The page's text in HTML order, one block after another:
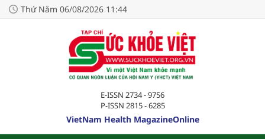
Thứ Năm 06/08/2026 11:44
E-ISSN 2734 - 9756
P-ISSN 2815 - 6285
VietNam Health MagazineOnline